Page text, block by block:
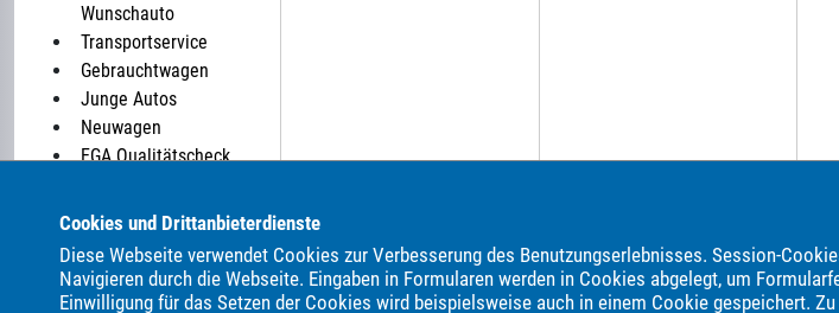
Cookies und Drittanbieterdienste
Diese Webseite verwendet Cookies zur Verbesserung des Benutzungserlebnisses. Session-
Navigieren durch die Webseite. Eingaben in Formularen werden in Cookies abgelegt, um
Einwilligung für das Setzen der Cookies wird beispielsweise auch in einem Cookie gespeichert.
Wunschauto
Transportservice
Gebrauchtwagen
Junge Autos
Neuwagen
EGA Qualitätscheck
ALLE MARKEN BEI UNS IM AUTOHANDEL:
Als Autohändler bieten wir Ihnen in unserem Automarkt Gebrauchtwagen, Jahreswagen und